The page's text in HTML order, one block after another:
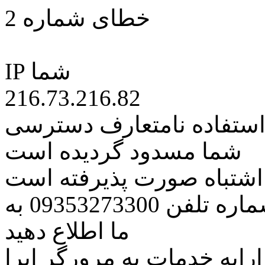
خطای شماره 2
IP شما
216.73.216.82
نامتعارف دسترسی
شما مسدود گردیده است
اشتباه صورت پذیرفته است
مراتب این مسئله را از طریق شماره تلفن 09353273300 به
ما اطلاع دهید
خدمات به مرورگر اپرا